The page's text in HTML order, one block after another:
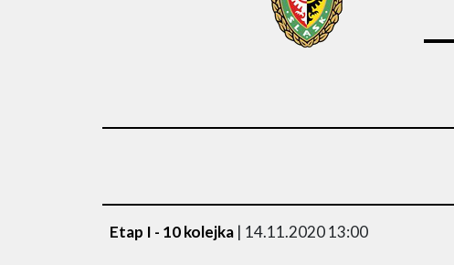
Etap I - 10 kolejka | 14.11.2020 13:00